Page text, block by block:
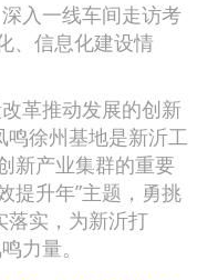
入一线车间走访考
、信息化建设情
革推动发展的创新
徐州基地是新沂工
新产业集群的重要
提升年”主题，勇挑
落实，为新沂打
力量。